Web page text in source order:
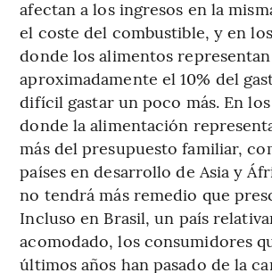
afectan a los ingresos en la
el coste del combustible, y en
donde los alimentos representan
aproximadamente el 10% del
difícil gastar un poco más. En
donde la alimentación
más del presupuesto familiar,
países en desarrollo de Asia y
no tendrá más remedio que
Incluso en Brasil, un país
acomodado, los consumidores
últimos años han pasado de la